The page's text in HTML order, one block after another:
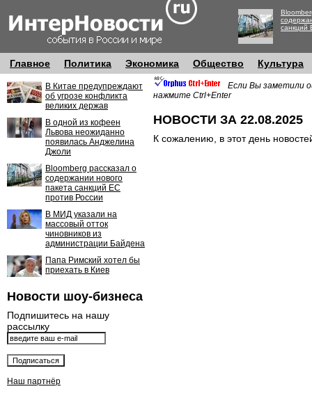
санкций
Главное Политика Экономика Общество Культура
В Китае предупреждают
об угрозе конфликта
великих держав
В одной из кофеен
Львова неожиданно
появилась Анджелина
Джоли
Bloomberg рассказал о
содержании нового
пакета санкций ЕС
против России
В МИД указали на
массовый отток
чиновников из
администрации Байдена
Папа Римский хотел бы
приехать в Киев
Новости шоу-бизнеса
Подпишитесь на нашу
рассылку
Наш партнёр
Если Вы заметили
нажмите Ctrl+Enter
НОВОСТИ ЗА 22.08.2025
К сожалению, в этот день